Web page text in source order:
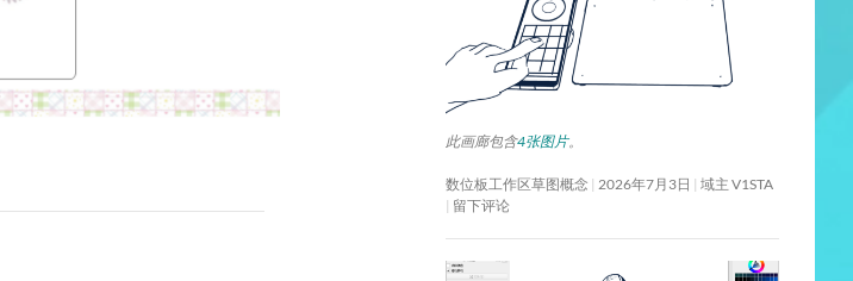
此画廊包含4张图片。
数位板工作区草图概念 2026年7月3日
域主 V1STA
留下评论